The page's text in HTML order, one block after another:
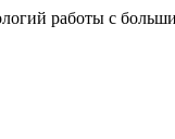
работы с